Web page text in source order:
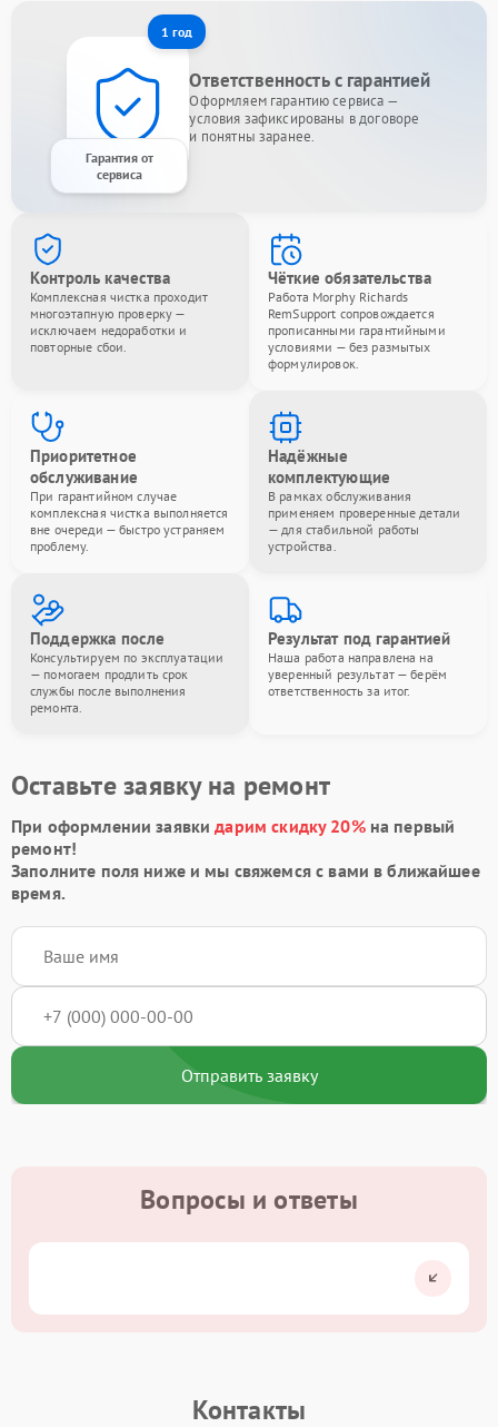
1 год
Гарантия от
сервиса
Ответственность с гарантией
Оформляем гарантию сервиса —
условия зафиксированы в договоре
и понятны заранее.
Контроль качества
Комплексная чистка проходит
многоэтапную проверку —
исключаем недоработки и
повторные сбои.
Чёткие обязательства
Работа Morphy Richards
RemSupport сопровождается
прописанными гарантийными
условиями — без размытых
формулировок.
Приоритетное
обслуживание
При гарантийном случае
комплексная чистка выполняется
вне очереди — быстро устраняем
проблему.
Надёжные
комплектующие
В рамках обслуживания
применяем проверенные детали
— для стабильной работы
устройства.
Поддержка после
Консультируем по эксплуатации
— помогаем продлить срок
службы после выполнения
ремонта.
Результат под гарантией
Наша работа направлена на
уверенный результат — берём
ответственность за итог.
Оставьте заявку на ремонт
При оформлении заявкидарим скидку 20%на первый
ремонт!
Заполните поля ниже и мы свяжемся с вами в ближайшее
время.
Отправить заявку
Вопросы и ответы
Контакты